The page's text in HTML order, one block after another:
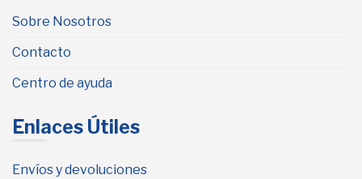
Sobre Nosotros
Contacto
Centro de ayuda
Enlaces Útiles
Envíos y devoluciones